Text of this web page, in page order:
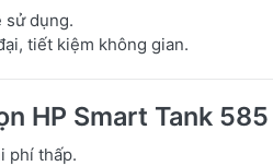
sử dụng.
tiết kiệm không gian.
HP Smart Tank 585
phí thấp.